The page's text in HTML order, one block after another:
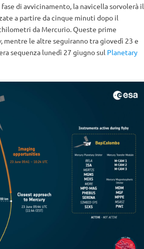
fase di avvicinamento, la navicella sorvolerà il
a partire da cinque minuti dopo il
da Mercurio. Queste prime
, mentre le altre seguiranno tra giovedì 23 e
sequenza lunedì 27 giugno sul Planetary